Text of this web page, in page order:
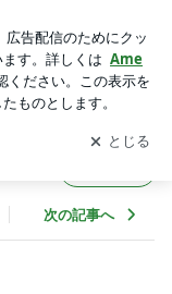
を受け取りまし
開く
次の記事へ